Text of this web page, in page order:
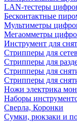
LAN-тестеры
Бесконтактные
Мультиметры
Мегаомметры
Инструмент для
Стрипперы для
Стрипперы для
Cтрипперы для
Стрипперы для
Ножи электрика
Наборы
Сверла, Коронки
Сумки, рюкзаки и